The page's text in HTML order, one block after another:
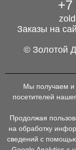
Ангел
для
+7
Заказы на
© Золотой
Мы получаем и
посетителей
Продолжая
на обработку
сведений с